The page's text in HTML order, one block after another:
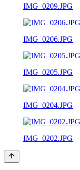
IMG_0209.JPG
IMG_0206.JPG
IMG_0205.JPG
IMG_0204.JPG
IMG_0202.JPG